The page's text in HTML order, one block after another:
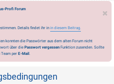
Profi Forum
Details findet ihr in in diesem Beitrag.
konnten die Passwörter aus dem alten Forum nicht
über die Passwort vergessen Funktion zusenden. Sollte
perE-Mail.